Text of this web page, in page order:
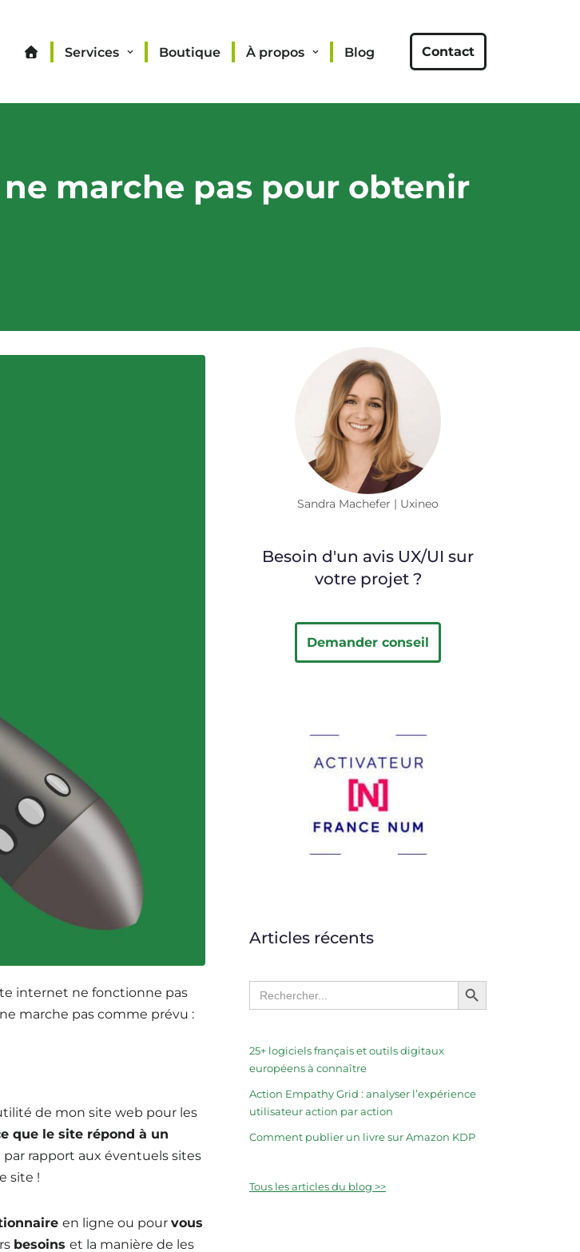
Services Boutique À propos Blog Contact
marche pas pour obtenir
internet ne fonctionne pas
marche pas comme prévu :
de mon site web pour les
que le site répond à un
par rapport aux éventuels sites
site !
en ligne ou pour vous
besoins et la manière de les
Sandra Machefer | Uxineo
Besoin d'un avis UX/UI sur
votre projet ?
Demander conseil
Articles récents
Search
for:
Search Button
25+ logiciels français et outils digitaux
européens à connaître
Action Empathy Grid : analyser l’expérience
utilisateur action par action
Comment publier un livre sur Amazon KDP
Tous les articles du blog >>